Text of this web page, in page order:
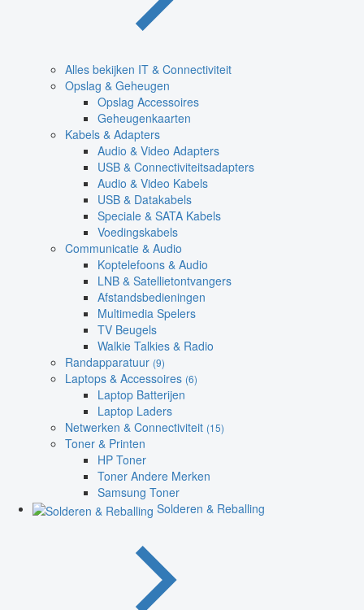
Alles bekijken IT & Connectiviteit
Opslag & Geheugen
Opslag Accessoires
Geheugenkaarten
Kabels & Adapters
Audio & Video Adapters
USB & Connectiviteitsadapters
Audio & Video Kabels
USB & Datakabels
Speciale & SATA Kabels
Voedingskabels
Communicatie & Audio
Koptelefoons & Audio
LNB & Satellietontvangers
Afstandsbedieningen
Multimedia Spelers
TV Beugels
Walkie Talkies & Radio
Randapparatuur (9)
Laptops & Accessoires (6)
Laptop Batterijen
Laptop Laders
Netwerken & Connectiviteit (15)
Toner & Printen
HP Toner
Toner Andere Merken
Samsung Toner
Solderen & Reballing